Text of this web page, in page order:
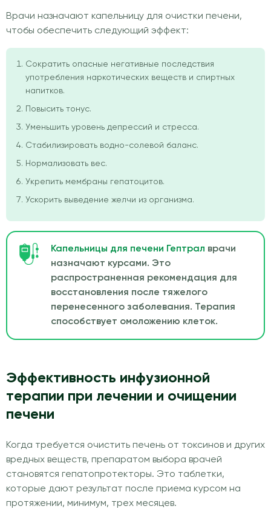
Врачи назначают капельницу для очистки печени,
чтобы обеспечить следующий эффект:
Сократить опасные негативные последствия
употребления наркотических веществ и спиртных
напитков.
Повысить тонус.
Уменьшить уровень депрессий и стресса.
Стабилизировать водно-солевой баланс.
Нормализовать вес.
Укрепить мембраны гепатоцитов.
Ускорить выведение желчи из организма.
Капельницы для печени Гептрал врачи
назначают курсами. Это
распространенная рекомендация для
восстановления после тяжелого
перенесенного заболевания. Терапия
способствует омоложению клеток.
Эффективность инфузионной
терапии при лечении и очищении
печени
Когда требуется очистить печень от токсинов и других
вредных веществ, препаратом выбора врачей
становятся гепатопротекторы. Это таблетки,
которые дают результат после приема курсом на
протяжении, минимум, трех месяцев.